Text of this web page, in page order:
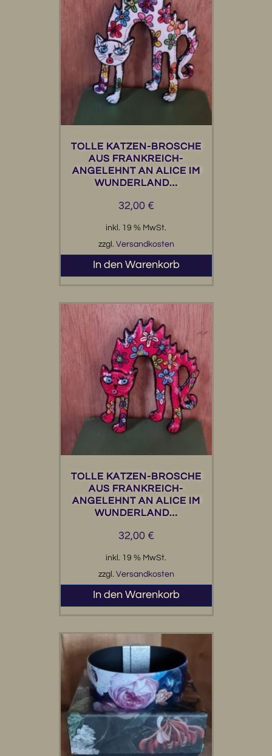
TOLLE KATZEN-BROSCHE
AUS FRANKREICH-
ANGELEHNT AN ALICE IM
WUNDERLAND…
32,00 €
inkl. 19 % MwSt.
zzgl. Versandkosten
In den Warenkorb
TOLLE KATZEN-BROSCHE
AUS FRANKREICH-
ANGELEHNT AN ALICE IM
WUNDERLAND…
32,00 €
inkl. 19 % MwSt.
zzgl. Versandkosten
In den Warenkorb